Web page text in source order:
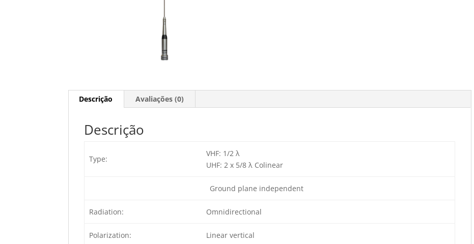
Descrição Avaliações (0)
Descrição
Type:
VHF: 1/2 λ
UHF: 2 x 5/8 λ Colinear
Ground plane independent
Radiation: Omnidirectional
Polarization: Linear vertical